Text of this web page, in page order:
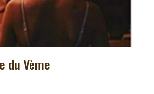
du Vème